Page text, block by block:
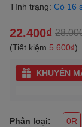
Tình trạng: Có 16
22.400₫
(Tiết kiệm 5.600₫)
KHUYẾN
Phân loại: 0R